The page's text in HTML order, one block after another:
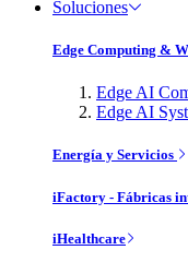
Soluciones
Edge Computing &
Edge AI
Edge AI
Energía y Servicios
iFactory - Fábricas
iHealthcare